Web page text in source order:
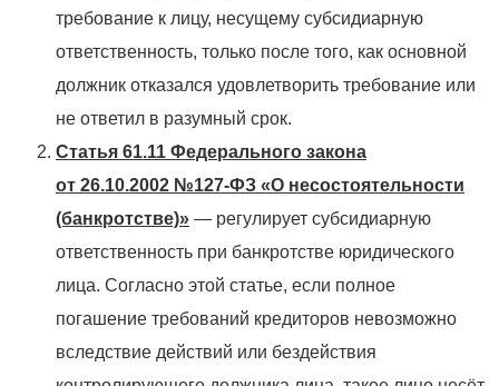
требование к лицу, несущему субсидиарную
ответственность, только после того, как основной
должник отказался удовлетворить требование или
не ответил в разумный срок.
Статья 61.11 Федерального закона
от 26.10.2002 №127-ФЗ «О несостоятельности
(банкротстве)» — регулирует субсидиарную
ответственность при банкротстве юридического
лица. Согласно этой статье, если полное
погашение требований кредиторов невозможно
вследствие действий или бездействия